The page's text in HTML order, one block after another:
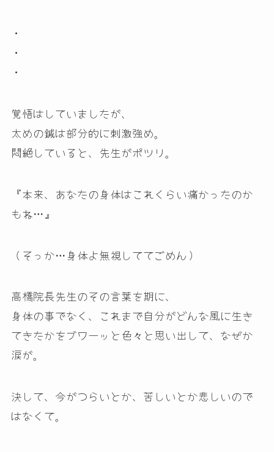
・
・
・
覚悟はしていましたが、
太めの鍼は部分的に刺激強め。
悶絶していると、先生がポツリ。
『本来、あなたの身体はこれくらい痛かったのか
もね…』
（そっか…身体よ無視しててごめん）
高橋院長先生のその言葉を期に、
身体の事でなく、これまで自分がどんな風に生き
てきたかをブワーッと色々と思い出して、なぜか
涙が。
決して、今がつらいとか、苦しいとか悲しいので
はなくて。